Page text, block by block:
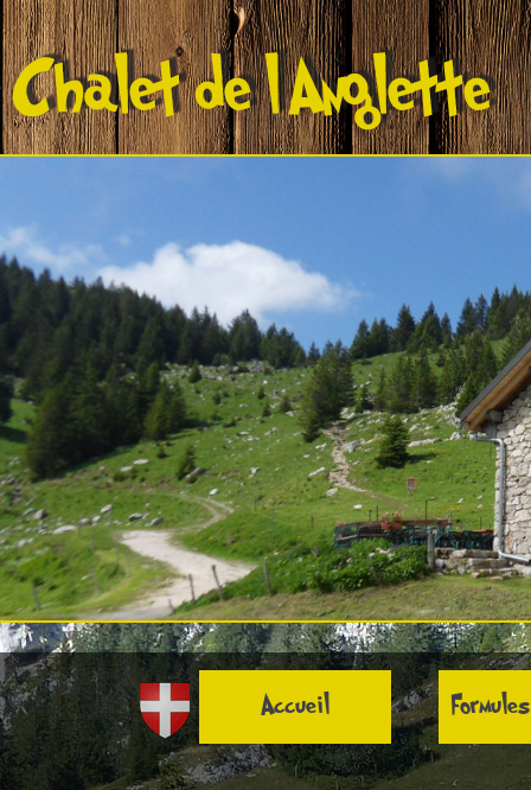
2024
Chalet Restaurant de L'Anglettaz
Restaurant Guru
Accueil